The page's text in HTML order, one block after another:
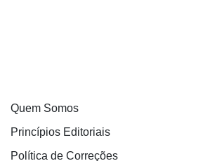
Quem Somos
Princípios Editoriais
Política de Correções